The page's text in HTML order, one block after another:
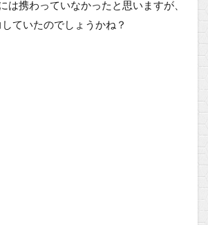
は携わっていなかったと思いますが、
ていたのでしょうかね？